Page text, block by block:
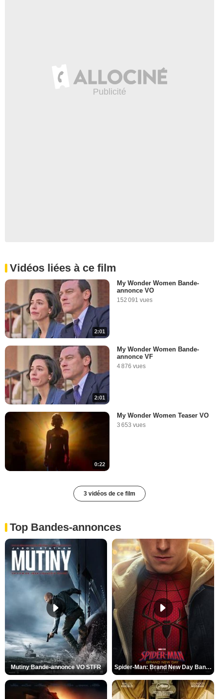
Vidéos liées à ce film
2:01
My Wonder Women Bande-
annonce VO
152 091 vues
2:01
My Wonder Women Bande-
annonce VF
4 876 vues
0:22
My Wonder Women Teaser VO
3 653 vues
3 vidéos de ce film
Top Bandes-annonces
Mutiny Bande-annonce VO STFR Spider-Man: Brand New Day Bande-annonce VO STFR